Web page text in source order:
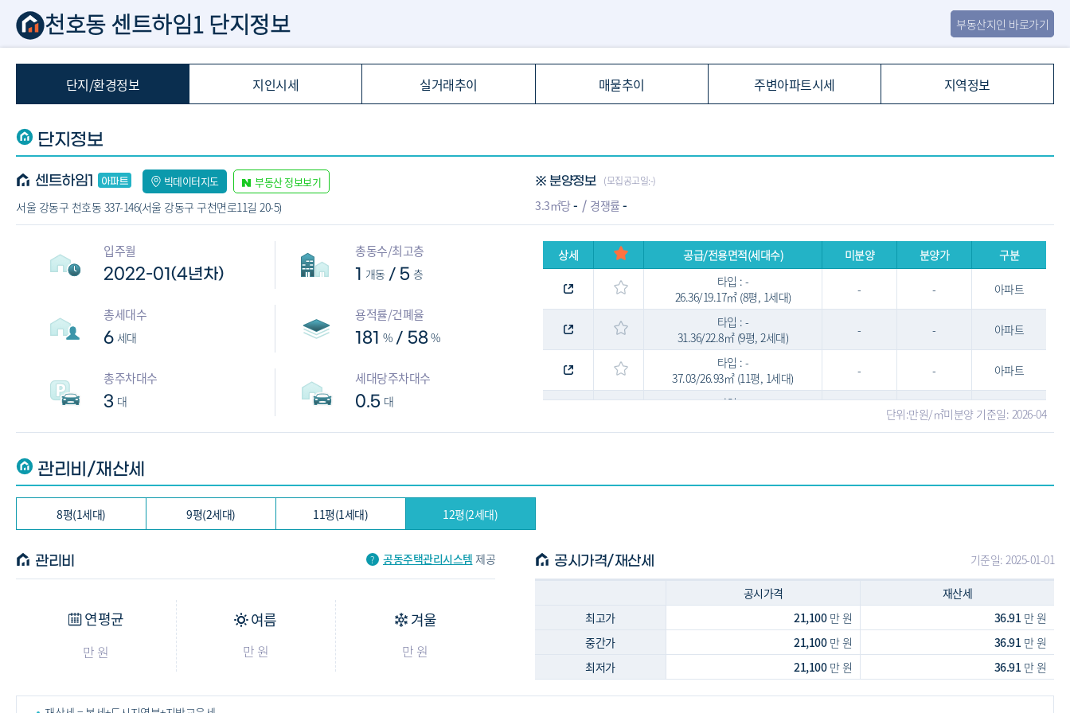
천호동 센트하임1 단지정보 부동산지인 바로가기
단지/환경정보 지인시세 실거래추이 매물추이 주변아파트시세 지역정보
단지정보
센트하임1 빅데이터지도 부동산 정보보기
서울 강동구 천호동 337-146(서울 강동구 구천면로11길 20-5)
※ 분양정보 (모집공고일:-)
3.3㎡당- 경쟁률 -
입주월
2022-01(4년차)
총동수/최고층
1 개동 / 5 층
총세대수
6 세대
용적률/건폐율
181 % / 58%
총주차대수
3 대
세대당주차대수
0.5 대
상세 공급/전용면적(세대수) 미분양 분양가
구분
타입 : -
26.36/19.17㎡ (8평, 1세대)
- - 아파트
타입 : -
31.36/22.8㎡ (9평, 2세대)
- - 아파트
타입 : -
37.03/26.93㎡ (11평, 1세대)
- - 아파트
타입 : -
- 아파트
단위:만원/㎡미분양 기준일: 2026-04
관리비/재산세
8평(1세대) 9평(2세대) 11평(1세대) 12평(2세대)
관리비 공동주택관리시스템 제공
연평균
만 원
여름
만 원
겨울
만 원
공시가격/재산세 기준일: 2025-01-01
공시가격
재산세
최고가
21,100만 원 36.91 만 원
중간가
21,100만 원 36.91 만 원
최저가
21,100만 원 36.91 만 원